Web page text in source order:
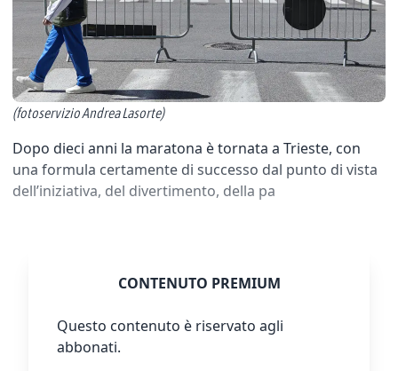
(fotoservizio Andrea Lasorte)
Dopo dieci anni la maratona è tornata a Trieste, con
una formula certamente di successo dal punto di vista
dell’iniziativa, del divertimento, della pa
CONTENUTO PREMIUM
Questo contenuto è riservato agli
abbonati.